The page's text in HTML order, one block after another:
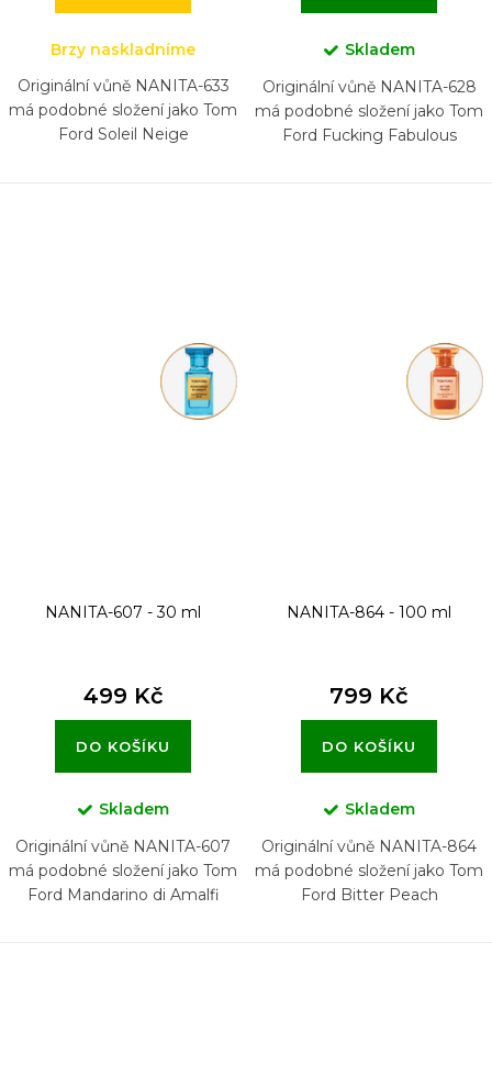
Brzy naskladníme
Originální vůně NANITA-633
má podobné složení jako Tom
Ford Soleil Neige
Skladem
Originální vůně NANITA-628
má podobné složení jako Tom
Ford Fucking Fabulous
NANITA-607 - 30 ml
499 Kč
DO KOŠÍKU
Skladem
Originální vůně NANITA-607
má podobné složení jako Tom
Ford Mandarino di Amalfi
NANITA-864 - 100 ml
799 Kč
DO KOŠÍKU
Skladem
Originální vůně NANITA-864
má podobné složení jako Tom
Ford Bitter Peach